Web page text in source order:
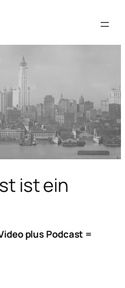
ist ein
plus Podcast =